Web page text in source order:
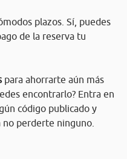
plazos. Sí, puedes
de la reserva tu
para ahorrarte aún más
encontrarlo? Entra en
código publicado y
no perderte ninguno.